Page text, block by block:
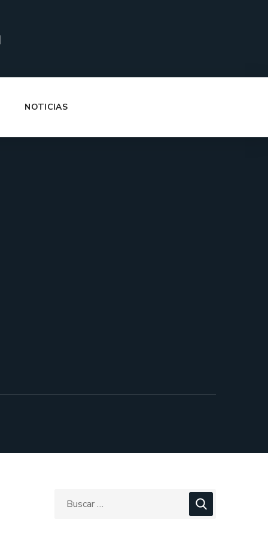
|
NOTICIAS